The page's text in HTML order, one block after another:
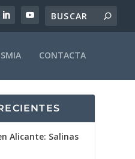
CONTACTA
Alicante: Salinas